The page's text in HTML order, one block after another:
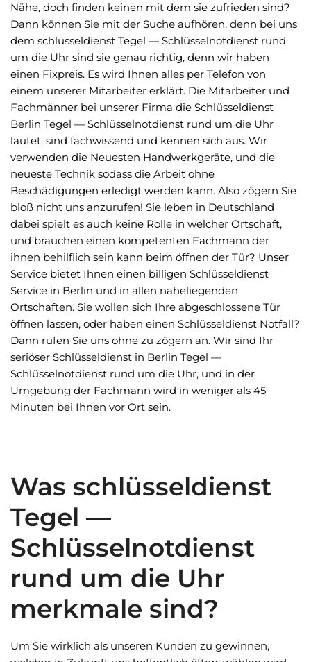
Nähe, doch finden keinen mit dem sie zufrieden sind?
Dann können Sie mit der Suche aufhören, denn bei uns
dem schlüsseldienst Tegel — Schlüsselnotdienst rund
um die Uhr sind sie genau richtig, denn wir haben
einen Fixpreis. Es wird Ihnen alles per Telefon von
einem unserer Mitarbeiter erklärt. Die Mitarbeiter und
Fachmänner bei unserer Firma die Schlüsseldienst
Berlin Tegel — Schlüsselnotdienst rund um die Uhr
lautet, sind fachwissend und kennen sich aus. Wir
verwenden die Neuesten Handwerkgeräte, und die
neueste Technik sodass die Arbeit ohne
Beschädigungen erledigt werden kann. Also zögern Sie
bloß nicht uns anzurufen! Sie leben in Deutschland
dabei spielt es auch keine Rolle in welcher Ortschaft,
und brauchen einen kompetenten Fachmann der
ihnen behilflich sein kann beim öffnen der Tür? Unser
Service bietet Ihnen einen billigen Schlüsseldienst
Service in Berlin und in allen naheliegenden
Ortschaften. Sie wollen sich Ihre abgeschlossene Tür
öffnen lassen, oder haben einen Schlüsseldienst Notfall?
Dann rufen Sie uns ohne zu zögern an. Wir sind Ihr
seriöser Schlüsseldienst in Berlin Tegel —
Schlüsselnotdienst rund um die Uhr, und in der
Umgebung der Fachmann wird in weniger als 45
Minuten bei Ihnen vor Ort sein.
Was schlüsseldienst
Tegel —
Schlüsselnotdienst
rund um die Uhr
merkmale sind?
Um Sie wirklich als unseren Kunden zu gewinnen,